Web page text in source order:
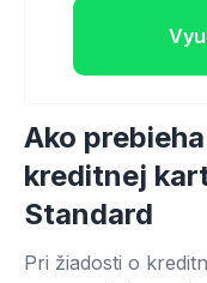
Ako
kreditnej
Standard
Pri žiadosti o